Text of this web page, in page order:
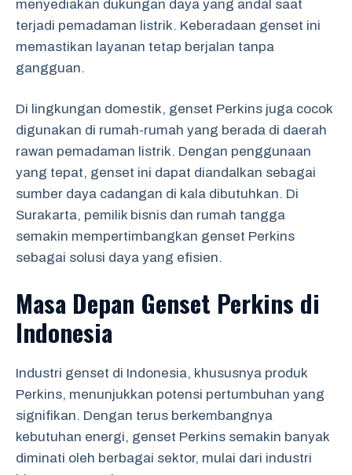
menyediakan dukungan daya yang andal saat
terjadi pemadaman listrik. Keberadaan genset ini
memastikan layanan tetap berjalan tanpa
gangguan.
Di lingkungan domestik, genset Perkins juga cocok
digunakan di rumah-rumah yang berada di daerah
rawan pemadaman listrik. Dengan penggunaan
yang tepat, genset ini dapat diandalkan sebagai
sumber daya cadangan di kala dibutuhkan. Di
Surakarta, pemilik bisnis dan rumah tangga
semakin mempertimbangkan genset Perkins
sebagai solusi daya yang efisien.
Masa Depan Genset Perkins di
Indonesia
Industri genset di Indonesia, khususnya produk
Perkins, menunjukkan potensi pertumbuhan yang
signifikan. Dengan terus berkembangnya
kebutuhan energi, genset Perkins semakin banyak
diminati oleh berbagai sektor, mulai dari industri